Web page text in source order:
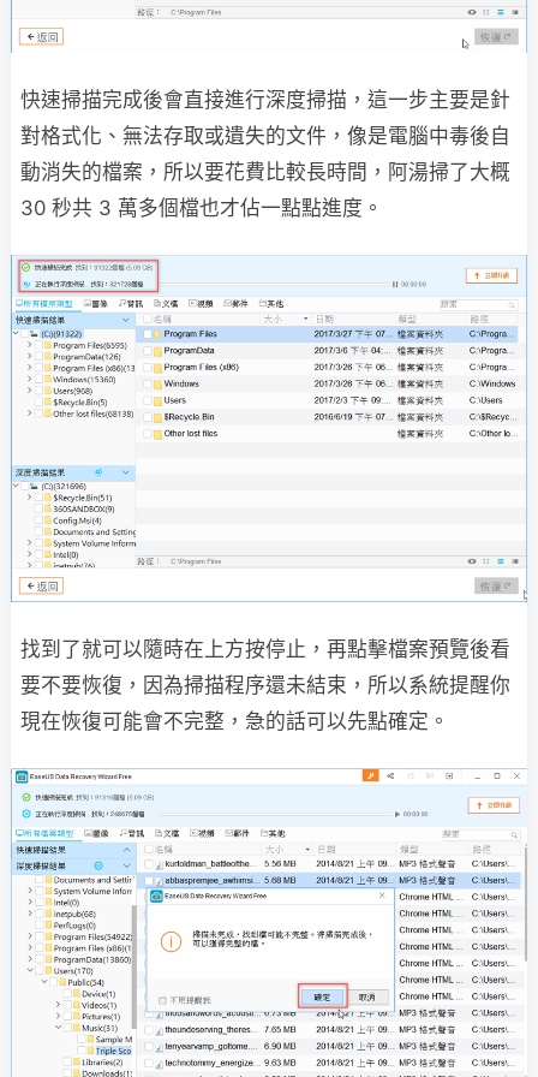
快速掃描完成後會直接進行深度掃描，這一步主要是針
對格式化、無法存取或遺失的文件，像是電腦中毒後自
動消失的檔案，所以要花費比較長時間，阿湯掃了大概
30 秒共 3 萬多個檔也才佔一點點進度。
找到了就可以隨時在上方按停止，再點擊檔案預覽後看
要不要恢復，因為掃描程序還未結束，所以系統提醒你
現在恢復可能會不完整，急的話可以先點確定。